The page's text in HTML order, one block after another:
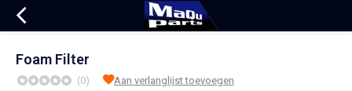
Foam Filter
(0) Aan verlanglijst toevoegen